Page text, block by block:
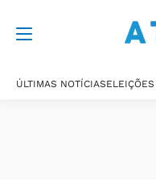
ÚLTIMAS NOTÍCIAS